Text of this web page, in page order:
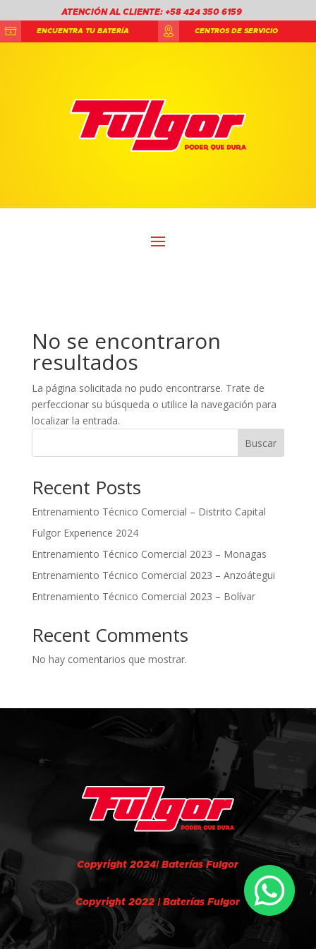
ATENCIÓN AL CLIENTE: +58 424 350 6159
ENCUENTRA TU BATERÍA CENTROS DE SERVICIO
No se encontraron
resultados
La página solicitada no pudo encontrarse. Trate de
perfeccionar su búsqueda o utilice la navegación para
localizar la entrada.
Buscar
Recent Posts
Entrenamiento Técnico Comercial – Distrito Capital
Fulgor Experience 2024
Entrenamiento Técnico Comercial 2023 – Monagas
Entrenamiento Técnico Comercial 2023 – Anzoátegui
Entrenamiento Técnico Comercial 2023 – Bolívar
Recent Comments
No hay comentarios que mostrar.
Copyright 2024| Baterías Fulgor
Copyright 2022 | Baterías Fulgor